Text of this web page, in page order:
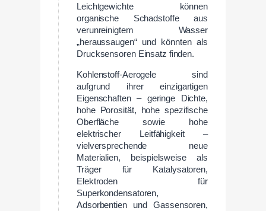
Leichtgewichte können
organische Schadstoffe aus
verunreinigtem Wasser
„heraussaugen“ und könnten als
Drucksensoren Einsatz finden.
Kohlenstoff-Aerogele sind
aufgrund ihrer einzigartigen
Eigenschaften – geringe Dichte,
hohe Porosität, hohe spezifische
Oberfläche sowie hohe
elektrischer Leitfähigkeit –
vielversprechende neue
Materialien, beispielsweise als
Träger für Katalysatoren,
Elektroden für
Superkondensatoren,
Adsorbentien und Gassensoren,